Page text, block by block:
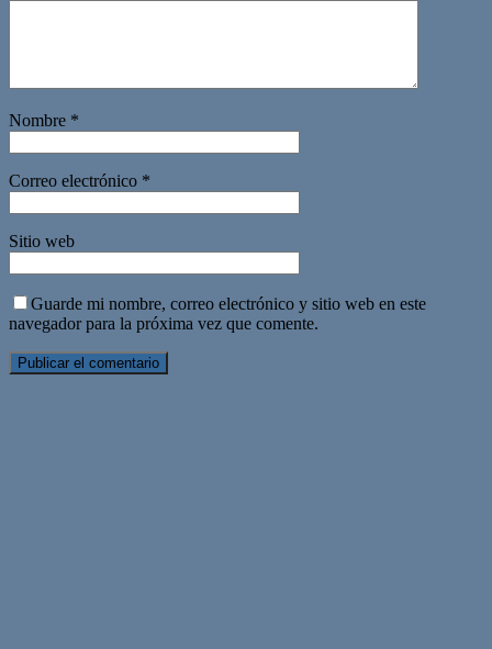
Nombre *
Correo electrónico *
Sitio web
Guarde mi nombre, correo electrónico y sitio web en este
navegador para la próxima vez que comente.